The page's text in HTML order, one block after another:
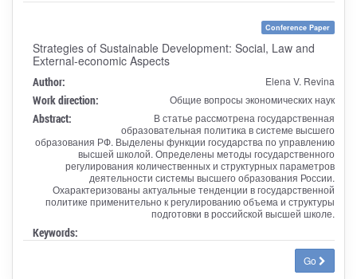
Conference Paper
Strategies of Sustainable Development: Social, Law and
External-economic Aspects
Author: Elena V. Revina
Work direction: Общие вопросы экономических наук
Abstract:
В статье рассмотрена государственная
образовательная политика в системе высшего
образования РФ. Выделены функции государства по управлению
высшей школой. Определены методы государственного
регулирования количественных и структурных параметров
деятельности системы высшего образования России.
Охарактеризованы актуальные тенденции в государственной
политике применительно к регулированию объема и структуры
подготовки в российской высшей школе.
Keywords:
Go